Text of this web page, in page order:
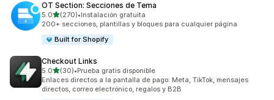
OT Section: Secciones de Tema
5.0de 5 estrellas
(270)
270 reseñas en total
•Instalación gratuita
200+ secciones, plantillas y bloques para cualquier página
Built for Shopify
Checkout Links
5.0de 5 estrellas
(30)
30 reseñas en total
•Prueba gratis disponible
Enlaces directos a la pantalla de pago: Meta, TikTok, mensajes
directos, correo electrónico, regalos y B2B